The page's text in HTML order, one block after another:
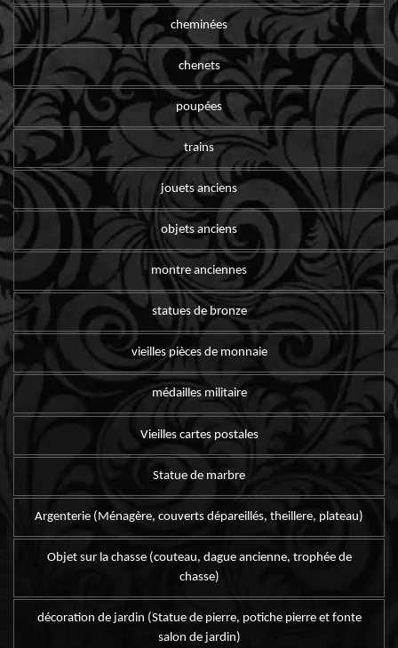
cheminées
chenets
poupées
trains
jouets anciens
objets anciens
montre anciennes
statues de bronze
vieilles pièces de monnaie
médailles militaire
Vieilles cartes postales
Statue de marbre
Argenterie (Ménagère, couverts dépareillés, theillere, plateau)
Objet sur la chasse (couteau, dague ancienne, trophée de
chasse)
décoration de jardin (Statue de pierre, potiche pierre et fonte
salon de jardin)